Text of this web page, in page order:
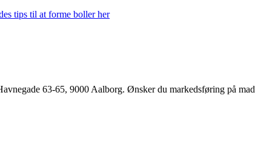
tips til at forme boller her
63-65, 9000 Aalborg. Ønsker du markedsføring på